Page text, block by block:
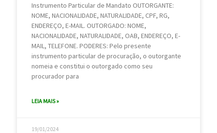
Instrumento Particular de Mandato OUTORGANTE:
NOME, NACIONALIDADE, NATURALIDADE, CPF, RG,
ENDEREÇO, E-MAIL. OUTORGADO: NOME,
NACIONALIDADE, NATURALIDADE, OAB, ENDEREÇO, E-
MAIL, TELEFONE. PODERES: Pelo presente
instrumento particular de procuração, o outorgante
nomeia e constitui o outorgado como seu
procurador para
LEIA MAIS »
19/01/2024